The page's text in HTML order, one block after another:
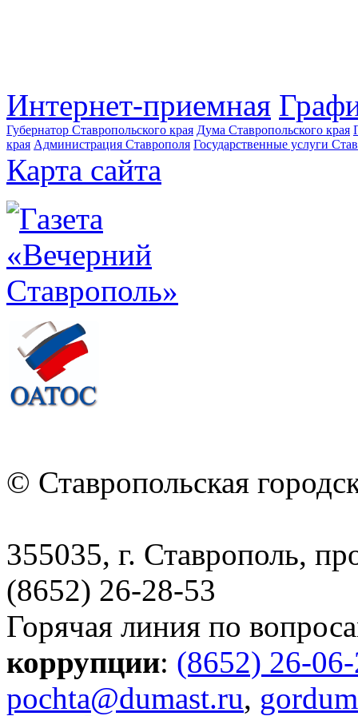
Интернет-приемная
Губернатор Ставропольского края Дума Ставропольского края
края Администрация Ставрополя Государственные услуги
Карта сайта
© Ставропольская
355035, г. Ставрополь,
(8652) 26-28-53
Горячая линия по
коррупции: (8652) 26-
pochta@dumast.ru,